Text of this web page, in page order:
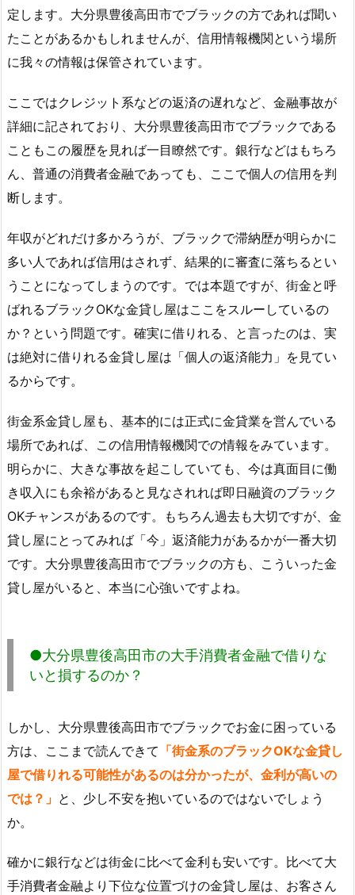
定します。大分県豊後高田市でブラックの方であれば聞い
たことがあるかもしれませんが、信用情報機関という場所
に我々の情報は保管されています。
ここではクレジット系などの返済の遅れなど、金融事故が
詳細に記されており、大分県豊後高田市でブラックである
こともこの履歴を見れば一目瞭然です。銀行などはもちろ
ん、普通の消費者金融であっても、ここで個人の信用を判
断します。
年収がどれだけ多かろうが、ブラックで滞納歴が明らかに
多い人であれば信用はされず、結果的に審査に落ちるとい
うことになってしまうのです。では本題ですが、街金と呼
ばれるブラックOKな金貸し屋はここをスルーしているの
か？という問題です。確実に借りれる、と言ったのは、実
は絶対に借りれる金貸し屋は「個人の返済能力」を見てい
るからです。
街金系金貸し屋も、基本的には正式に金貸業を営んでいる
場所であれば、この信用情報機関での情報をみています。
明らかに、大きな事故を起こしていても、今は真面目に働
き収入にも余裕があると見なされれば即日融資のブラック
OKチャンスがあるのです。もちろん過去も大切ですが、金
貸し屋にとってみれば「今」返済能力があるかが一番大切
です。大分県豊後高田市でブラックの方も、こういった金
貸し屋がいると、本当に心強いですよね。
●大分県豊後高田市の大手消費者金融で借りな
いと損するのか？
しかし、大分県豊後高田市でブラックでお金に困っている
方は、ここまで読んできて 「街金系のブラックOKな金貸し
屋で借りれる可能性があるのは分かったが、金利が高いの
では？」 と、少し不安を抱いているのではないでしょう
か。
確かに銀行などは街金に比べて金利も安いです。比べて大
手消費者金融より下位な位置づけの金貸し屋は、お客さん